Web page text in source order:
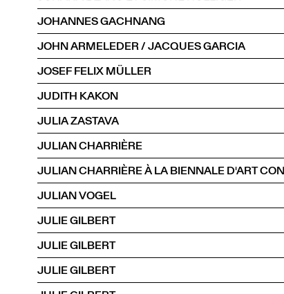
JOHANNES GACHNANG
JOHN ARMELEDER / JACQUES GARCIA
JOSEF FELIX MÜLLER
JUDITH KAKON
JULIA ZASTAVA
JULIAN CHARRIÈRE
JULIAN CHARRIÈRE À LA BIENNALE D'ART
JULIAN VOGEL
JULIE GILBERT
JULIE GILBERT
JULIE GILBERT